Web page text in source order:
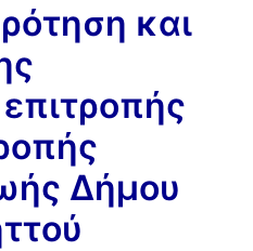
και
Δήμου